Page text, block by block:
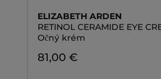
ELIZABETH ARDEN
RETINOL CERAMIDE EYE
Očný krém
81,00 €